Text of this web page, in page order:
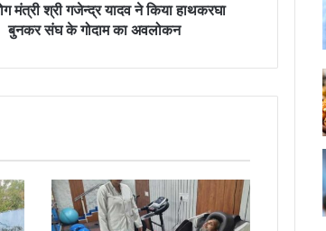
मंत्री श्री गजेन्द्र यादव ने किया हाथकरघा
बुनकर संघ के गोदाम का अवलोकन